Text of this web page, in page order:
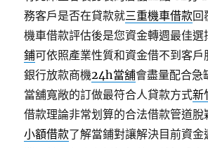
務客戶是否在貸款就三重機車借款回
機車借款評估後是您資金轉週最佳選
鋪可依照產業性質和資金借不到客戶
銀行放款商機24h當舖會盡量配合急
當舖寬敞的訂做最符合人貸款方式新
借款理論非常划算的合法借款管道脫
小額借款了解當鋪對讓解決目前資